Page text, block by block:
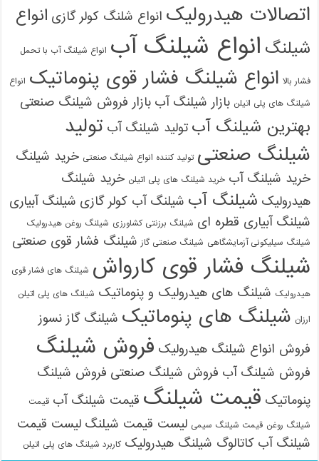
اتصالات هیدرولیک انواع شلنگ کولر گازی انواع
شیلنگ انواع شیلنگ آب انواع شیلنگ آب با تحمل
فشار بالا انواع شیلنگ فشار قوی پنوماتیک انواع
شیلنگ های پلی اتیلن بازار شیلنگ آب بازار فروش شیلنگ صنعتی
بهترین شیلنگ آب تولید شیلنگ آب تولید
شیلنگ صنعتی تولید کننده انواع شیلنگ صنعتی خرید شیلنگ
خرید شیلنگ آب خرید شیلنگ های پلی اتیلن خرید شیلنگ
هیدرولیک شیلنگ آب شیلنگ آب کولر گازی شیلنگ آبیاری
شیلنگ آبیاری قطره ای شیلنگ برزنتی کشاورزی شیلنگ روغن هیدرولیک
شیلنگ سیلیکونی آزمایشگاهی شیلنگ صنعتی گاز شیلنگ فشار قوی صنعتی
شیلنگ فشار قوی کارواش شیلنگ های فشار قوی
هیدرولیک شیلنگ های هیدرولیک و پنوماتیک شیلنگ های پلی اتیلن
ارزان شیلنگ های پنوماتیک شیلنگ گاز نسوز
فروش انواع شیلنگ هیدرولیک فروش شیلنگ
فروش شیلنگ آب فروش شیلنگ صنعتی فروش شیلنگ
پنوماتیک قیمت شیلنگ قیمت شیلنگ آب قیمت
شیلنگ روغن قیمت شیلنگ سیمی لیست قیمت شیلنگ لیست قیمت
شیلنگ آب کاتالوگ شیلنگ هیدرولیک کاربرد شیلنگ های پلی اتیلن